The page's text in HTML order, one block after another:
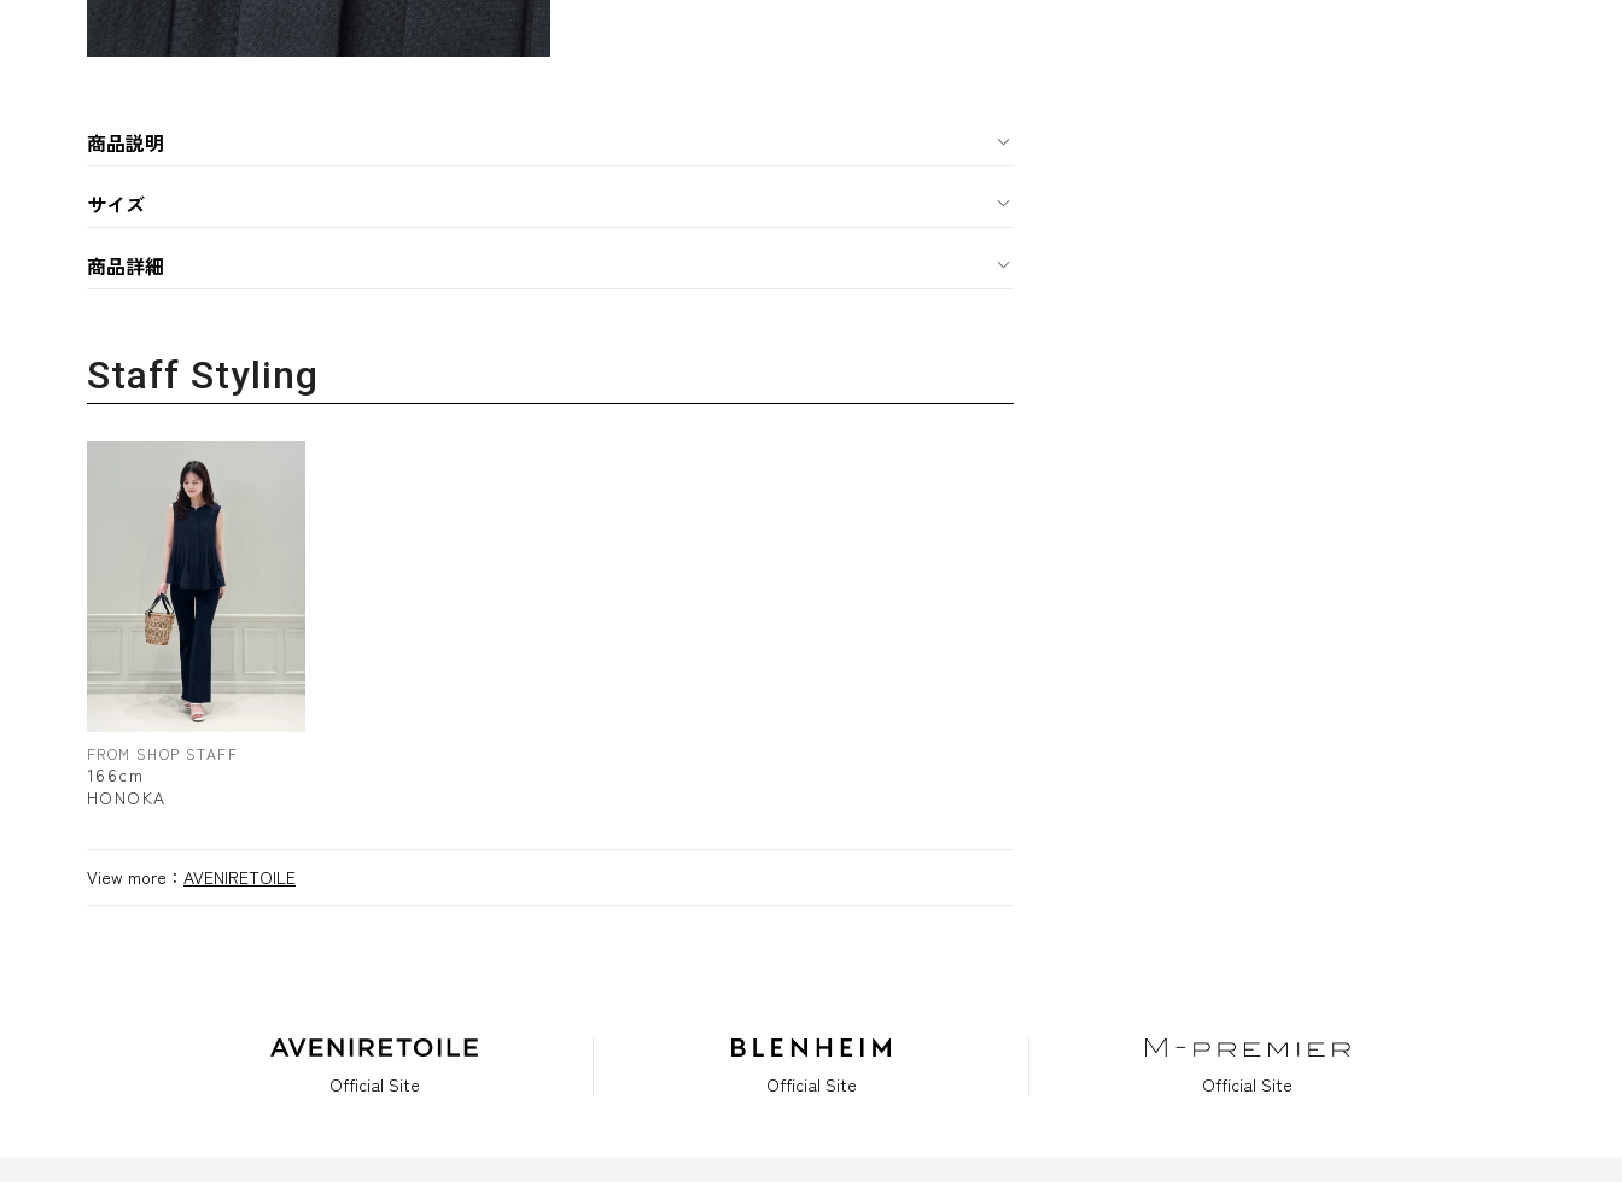
商品説明
サイズ
商品詳細
Staff Styling
FROM SHOP STAFF
166cm
HONOKA
View more： AVENIRETOILE
Official Site Official Site Official Site